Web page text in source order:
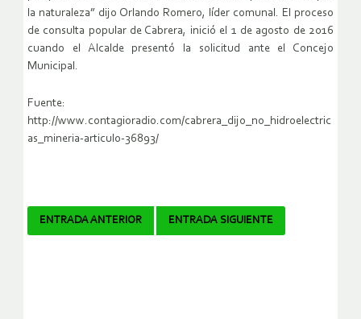
la naturaleza” dijo Orlando Romero, líder comunal. El proceso
de consulta popular de Cabrera, inició el 1 de agosto de 2016
cuando el Alcalde presentó la solicitud ante el Concejo
Municipal.
Fuente:
http://www.contagioradio.com/cabrera_dijo_no_hidroelectric
as_mineria-articulo-36893/
Navegador
ENTRADA ANTERIOR ENTRADA SIGUIENTE